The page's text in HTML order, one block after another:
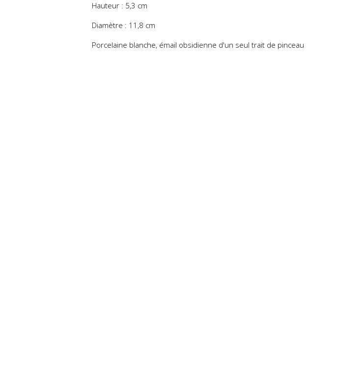
Hauteur : 5,3 cm
Diamètre : 11,8 cm
Porcelaine blanche, émail obsidienne d'un seul trait de pinceau